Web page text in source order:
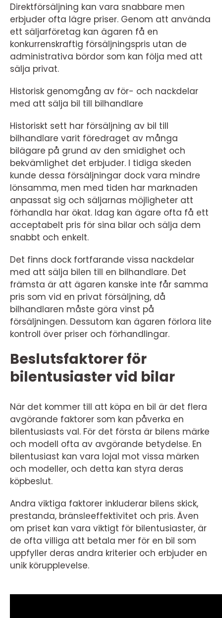
Direktförsäljning kan vara snabbare men
erbjuder ofta lägre priser. Genom att använda
ett säljarföretag kan ägaren få en
konkurrenskraftig försäljningspris utan de
administrativa bördor som kan följa med att
sälja privat.
Historisk genomgång av för- och nackdelar
med att sälja bil till bilhandlare
Historiskt sett har försäljning av bil till
bilhandlare varit föredraget av många
bilägare på grund av den smidighet och
bekvämlighet det erbjuder. I tidiga skeden
kunde dessa försäljningar dock vara mindre
lönsamma, men med tiden har marknaden
anpassat sig och säljarnas möjligheter att
förhandla har ökat. Idag kan ägare ofta få ett
acceptabelt pris för sina bilar och sälja dem
snabbt och enkelt.
Det finns dock fortfarande vissa nackdelar
med att sälja bilen till en bilhandlare. Det
främsta är att ägaren kanske inte får samma
pris som vid en privat försäljning, då
bilhandlaren måste göra vinst på
försäljningen. Dessutom kan ägaren förlora lite
kontroll över priser och förhandlingar.
Beslutsfaktorer för
bilentusiaster vid bilar
När det kommer till att köpa en bil är det flera
avgörande faktorer som kan påverka en
bilentusiasts val. För det första är bilens märke
och modell ofta av avgörande betydelse. En
bilentusiast kan vara lojal mot vissa märken
och modeller, och detta kan styra deras
köpbeslut.
Andra viktiga faktorer inkluderar bilens skick,
prestanda, bränsleeffektivitet och pris. Även
om priset kan vara viktigt för bilentusiaster, är
de ofta villiga att betala mer för en bil som
uppfyller deras andra kriterier och erbjuder en
unik körupplevelse.